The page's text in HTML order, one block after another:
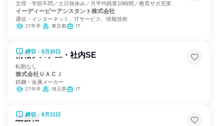
文理・学部不問／土日祝休み／月平均残業10時間／教育サポ充実
イーディーピーアシスタント株式会社
通信・インターネット、ITサービス、情報技術
27年卒 東京都 IT
締切：9月30日
情報システム・社内SE
転勤なし
株式会社ＵＡＣＪ
鉄鋼・金属メーカー
27年卒 埼玉県 IT
締切：8月31日
総務職